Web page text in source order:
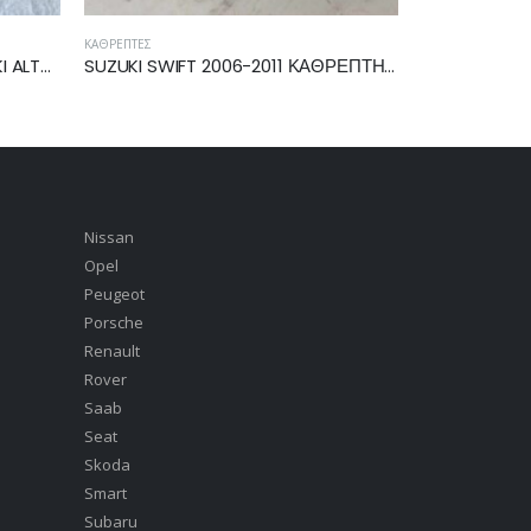
SUZUKI SWIFT 2006-2011 ΚΑΘΡΕΠΤΗΣ ΗΛΕΚΤΡΙΚΟΣ ΔΕΞΙΟΣ 5pin 84701-62JB0
Nissan
Opel
Peugeot
Porsche
Renault
Rover
Saab
Seat
Skoda
Smart
Subaru